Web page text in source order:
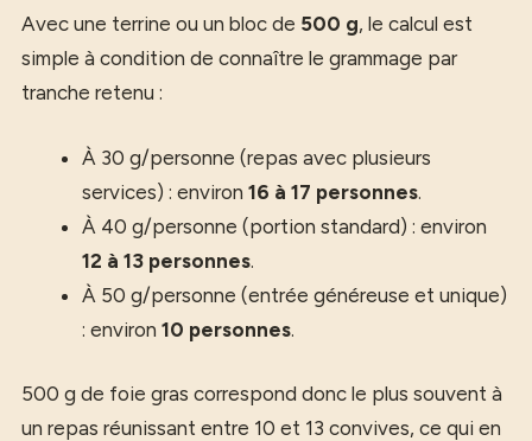
Avec une terrine ou un bloc de 500 g, le calcul est
simple à condition de connaître le grammage par
tranche retenu :
À 30 g/personne (repas avec plusieurs
services) : environ 16 à 17 personnes.
À 40 g/personne (portion standard) : environ
12 à 13 personnes.
À 50 g/personne (entrée généreuse et unique)
: environ 10 personnes.
500 g de foie gras correspond donc le plus souvent à
un repas réunissant entre 10 et 13 convives, ce qui en